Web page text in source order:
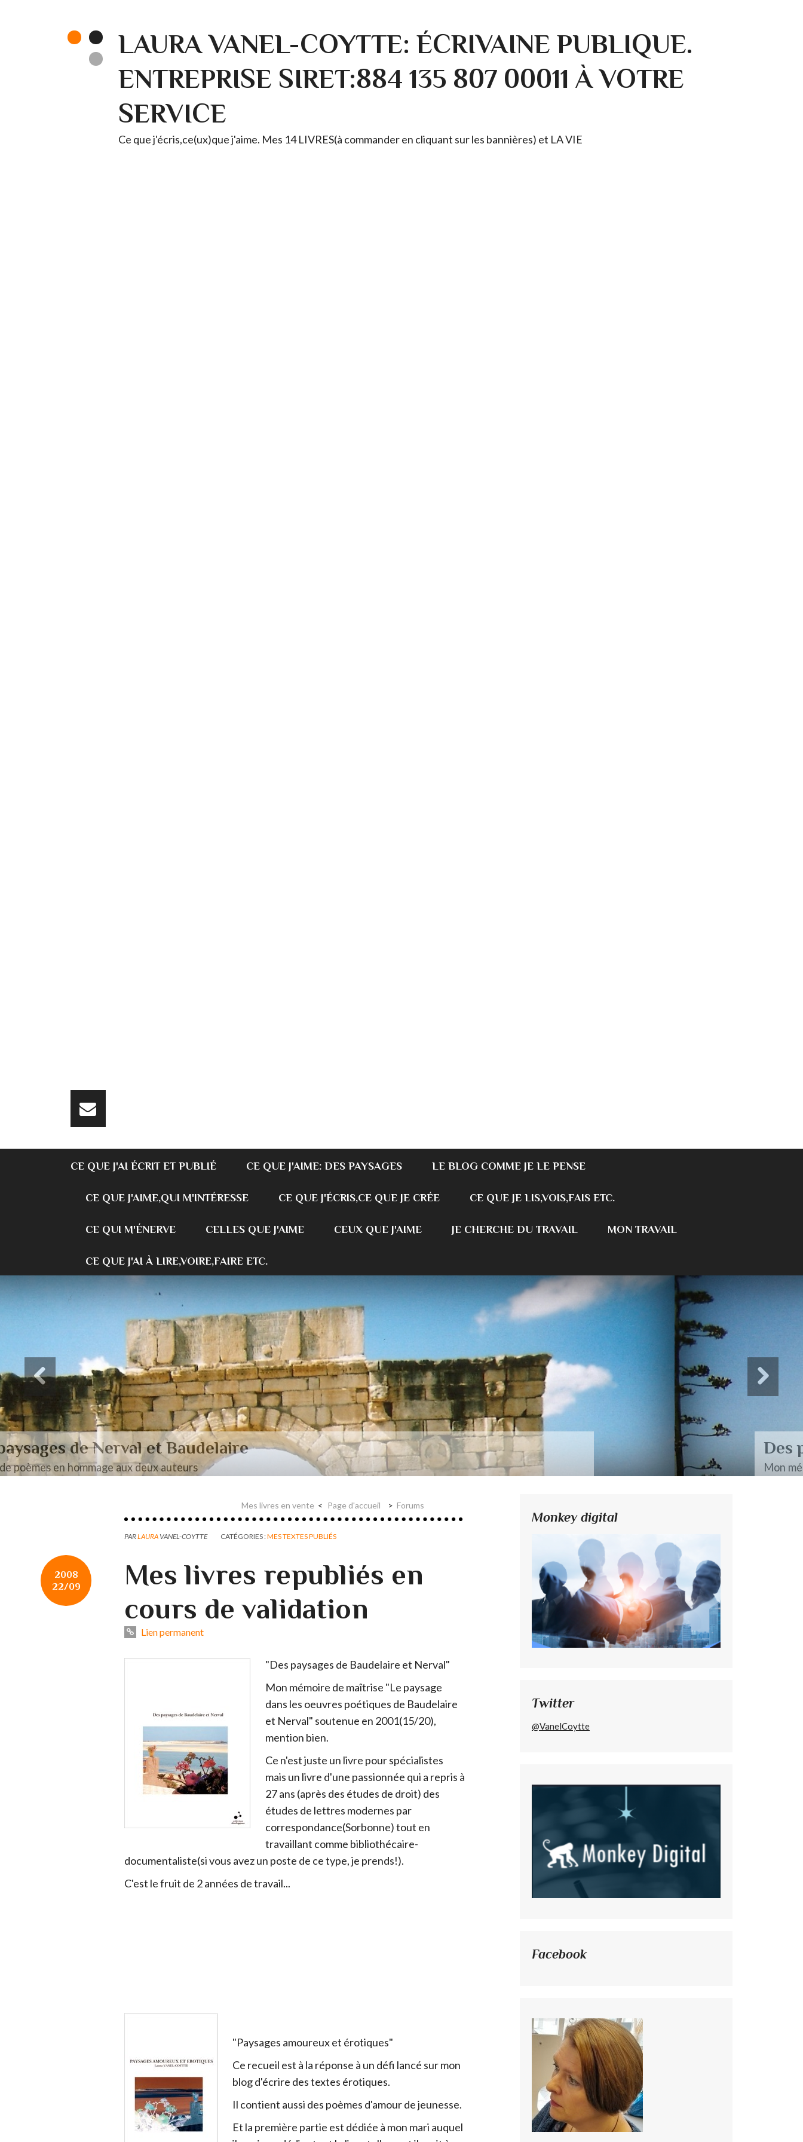
LAURA VANEL-COYTTE: ÉCRIVAINE PUBLIQUE.
ENTREPRISE SIRET:884 135 807 00011 À VOTRE
SERVICE
Ce que j'écris,ce(ux)que j'aime. Mes 14 LIVRES(à commander en cliquant sur les bannières) et LA VIE
CE QUE J'AI ÉCRIT ET PUBLIÉ CE QUE J'AIME: DES PAYSAGES LE BLOG COMME JE LE PENSE
CE QUE J'AIME,QUI M'INTÉRESSE CE QUE J'ÉCRIS,CE QUE JE CRÉE CE QUE JE LIS,VOIS,FAIS ETC.
CE QUI M'ÉNERVE CELLES QUE J'AIME CEUX QUE J'AIME JE CHERCHE DU TRAVAIL MON TRAVAIL
CE QUE J'AI À LIRE,VOIRE,FAIRE ETC.
Des paysages de Baudelaire et Nerval
Mon mémoire de maîtrise
Mes livres en vente Page d'accueil Forums
PARLAURA VANEL-COYTTE CATÉGORIES :MES TEXTES PUBLIÉS
2008
22/09
Mes livres republiés en
cours de validation
Lien permanent
"Des paysages de Baudelaire et Nerval"
Mon mémoire de maîtrise "Le paysage
dans les oeuvres poétiques de Baudelaire
et Nerval" soutenue en 2001(15/20),
mention bien.
Ce n'est juste un livre pour spécialistes
mais un livre d'une passionnée qui a repris à
27 ans (après des études de droit) des
études de lettres modernes par
correspondance(Sorbonne) tout en
travaillant comme bibliothécaire-
documentaliste(si vous avez un poste de ce type, je prends!).
C'est le fruit de 2 années de travail...
"Paysages amoureux et érotiques"
Ce recueil est à la réponse à un défi lancé sur mon
blog d'écrire des textes érotiques.
Il contient aussi des poèmes d'amour de jeunesse.
Et la première partie est dédiée à mon mari auquel
Monkey digital
Twitter
@VanelCoytte
Facebook